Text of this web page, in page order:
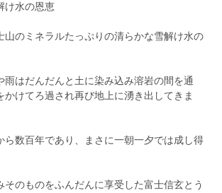
水の恩恵
山のミネラルたっぷりの清らかな雪解け水の
雨はだんだんと土に染み込み溶岩の間を通
かけてろ過され再び地上に湧き出してきま
ら数百年であり、まさに一朝一夕では成し得
そのものをふんだんに享受した富士信玄とう